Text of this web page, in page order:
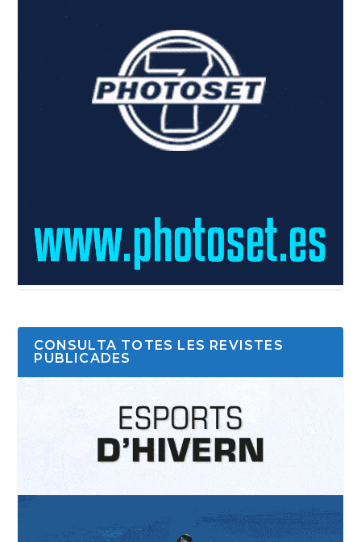
CONSULTA TOTES LES REVISTES
PUBLICADES